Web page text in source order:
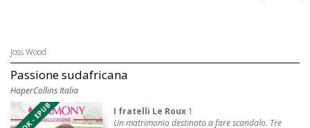
Joss Wood
Passione sudafricana
HaperCollins Italia
I fratelli Le Roux 1
Un matrimonio destinato a fare scandalo. Tre